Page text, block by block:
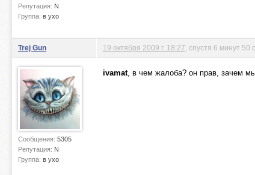
Репутация: N
Группа: в ухо
Trej Gun
Сообщения: 5305
Репутация: N
Группа: в ухо
19 октября 2009 г. 18:27 , спустя 6 минут 50
ivamat, в чем жалоба? он прав, зачем